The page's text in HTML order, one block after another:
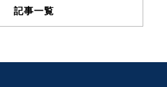
記事一覧